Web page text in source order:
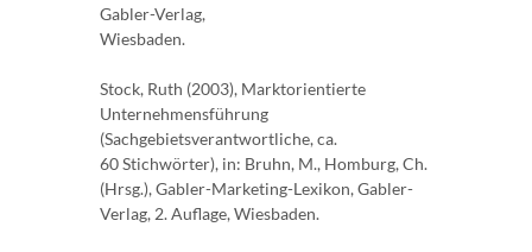
Gabler-Verlag,
Wiesbaden.
Stock, Ruth (2003), Marktorientierte
Unternehmensführung
(Sachgebietsverantwortliche, ca.
60 Stichwörter), in: Bruhn, M., Homburg, Ch.
(Hrsg.), Gabler-Marketing-Lexikon, Gabler-
Verlag, 2. Auflage, Wiesbaden.